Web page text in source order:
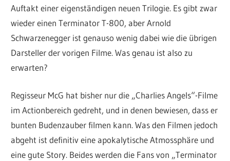
Auftakt einer eigenständigen neuen Trilogie. Es gibt zwar
wieder einen Terminator T-800, aber Arnold
Schwarzenegger ist genauso wenig dabei wie die übrigen
Darsteller der vorigen Filme. Was genau ist also zu
erwarten?
Regisseur McG hat bisher nur die „Charlies Angels“-Filme
im Actionbereich gedreht, und in denen bewiesen, dass er
bunten Budenzauber filmen kann. Was den Filmen jedoch
abgeht ist definitiv eine apokalytische Atmossphäre und
eine gute Story. Beides werden die Fans von „Terminator